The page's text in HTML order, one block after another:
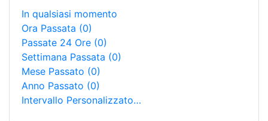
In qualsiasi momento
Ora Passata (0)
Passate 24 Ore (0)
Settimana Passata (0)
Mese Passato (0)
Anno Passato (0)
Intervallo Personalizzato…